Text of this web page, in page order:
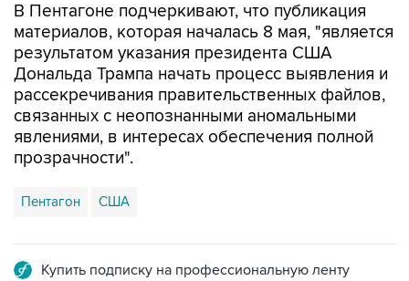
В Пентагоне подчеркивают, что публикация
материалов, которая началась 8 мая, "является
результатом указания президента США
Дональда Трампа начать процесс выявления и
рассекречивания правительственных файлов,
связанных с неопознанными аномальными
явлениями, в интересах обеспечения полной
прозрачности".
Пентагон США
Купить подписку на профессиональную ленту